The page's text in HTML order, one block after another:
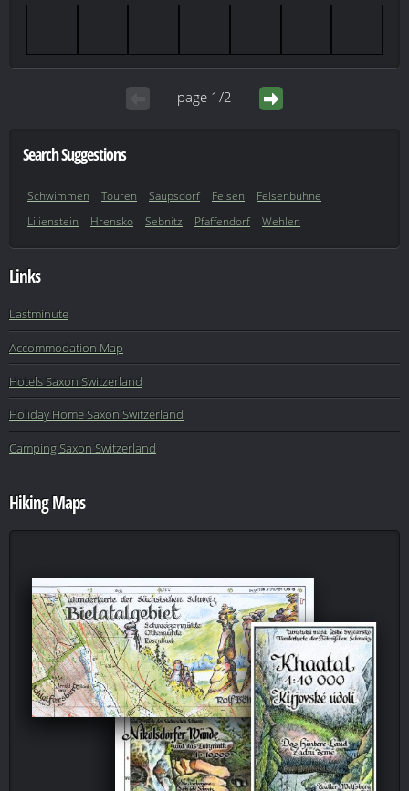
page 1/2
Search Suggestions
Schwimmen Touren Saupsdorf Felsen
Felsenbühne
Lilienstein
Hrensko Sebnitz Pfaffendorf Wehlen
Links
Lastminute
Accommodation Map
Hotels Saxon Switzerland
Holiday Home Saxon Switzerland
Camping Saxon Switzerland
Hiking Maps